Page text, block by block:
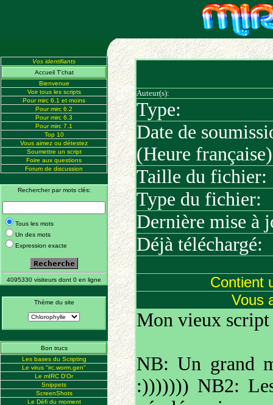
Vos identifiants
Accueil T'chat
Bienvenue
Voir tous les scripts
Pour mirc 6.1 et moins
Pour mirc 6.2
Pour mirc 6.3
Pour mirc 7.1
Top 10
Vous aimez ou détestez
Soumettre un script
Foire aux questions
Forum de discussion
Rechercher par mots clés:
Tous les mots
Un des mots
Expression exacte
4095330 visiteurs dont 0 en ligne
Thème du site
Bon trucs
Les bases du Scripting
Le virus "irc.worm.gen"
Le mIRC D'Or
Snippets
ScreenShots
Le Défi du moment
Auteur(s):
Type:
Date de
(Heure
Taille du fichier:
Type du fichier:
Dernière mise à
Déjà téléchargé:
Contient
Vous
Mon vieux script
NB: Un grand
:))))))) NB2: